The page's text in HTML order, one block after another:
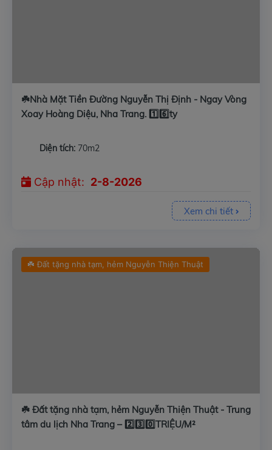
☘️Nhà Mặt Tiền Đường Nguyễn Thị Định - Ngay Vòng
Xoay Hoàng Diệu, Nha Trang. 1️⃣6️⃣ty
Diện tích: 70m2
Cập nhật: 2-8-2026
Xem chi tiết
☘️ Đất tặng nhà tạm, hẻm Nguyễn Thiện Thuật
☘️ Đất tặng nhà tạm, hẻm Nguyễn Thiện Thuật - Trung
tâm du lịch Nha Trang – 2️⃣3️⃣0️⃣TRIỆU/M²